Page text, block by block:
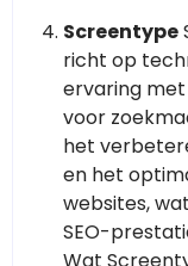
Screentype
richt op
ervaring
voor
het
en het
websites,
SEO-